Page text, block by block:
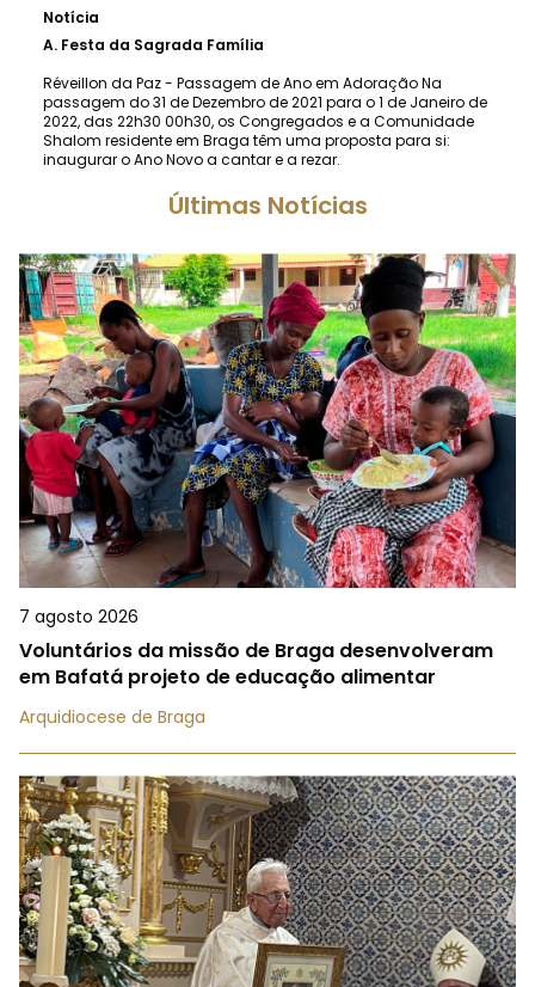
Notícia
A. Festa da Sagrada Família
Réveillon da Paz - Passagem de Ano em Adoração Na
passagem do 31 de Dezembro de 2021 para o 1 de Janeiro de
2022, das 22h30 00h30, os Congregados e a Comunidade
Shalom residente em Braga têm uma proposta para si:
inaugurar o Ano Novo a cantar e a rezar.
Últimas Notícias
7 agosto 2026
Voluntários da missão de Braga desenvolveram
em Bafatá projeto de educação alimentar
Arquidiocese de Braga